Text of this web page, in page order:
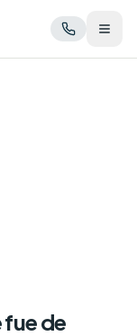
Abrir
fue de